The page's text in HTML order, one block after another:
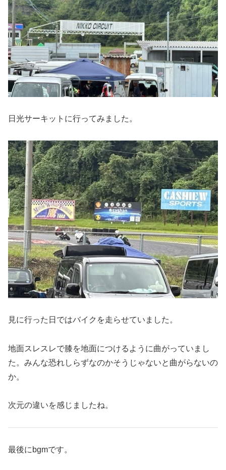
日光サーキットに行ってみました。
見に行った日ではバイクを走らせていました。
地面スレスレで膝を地面につけるように曲がっていまし
た。みんな恐れしらずなのかそうじゃないと曲がらないの
か。
次元の違いを感じましたね。
最後にbgmです。